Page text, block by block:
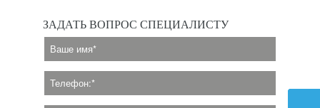
ЗАДАТЬ ВОПРОС СПЕЦИАЛИСТУ